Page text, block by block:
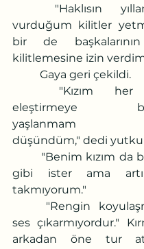
vurduğum kilitler
bir de başkalarının
kilitlemesine izin
	Gaya geri çekildi.
eleştirmeye
yaşlanmam
düşündüm," dedi
gibi ister ama
takmıyorum."
ses çıkarmıyordur."
arkadan öne tur